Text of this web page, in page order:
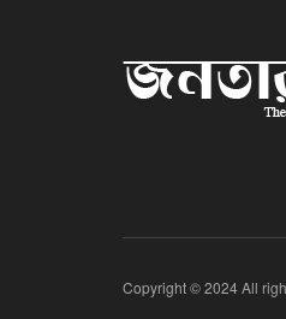
Copyright © 2024 All